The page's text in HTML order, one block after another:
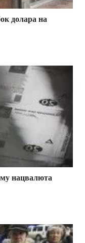
долара на
нацвалюта